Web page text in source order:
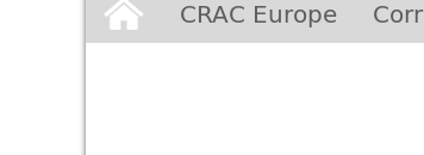
Aller
au
CRAC Europe